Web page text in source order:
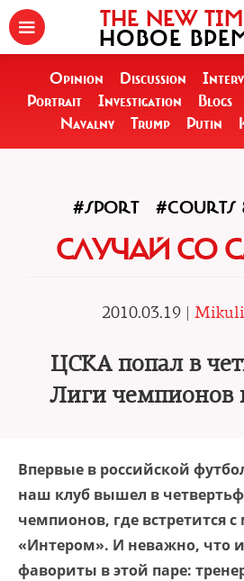
THE NEW
НОВОЕ
Opinion Discussion
Portrait
Investigation Blogs
Navalny
Trump Putin
#SPORT #COURTS
СЛУЧАЙ СО
2010.03.19 |
ЦСКА попал в
Лиги чемпионов
Впервые в российской
наш клуб вышел в
чемпионов, где встретится
«Интером». И неважно, что
фавориты в этой паре: